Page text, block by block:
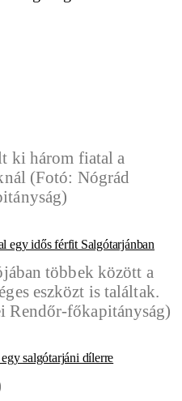
egy idős férfit Salgótarjánban
salgótarjáni dílerre